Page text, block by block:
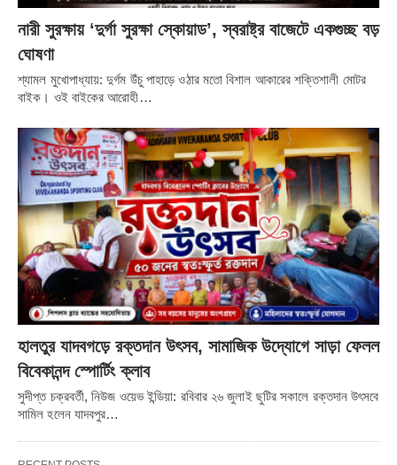
নারী সুরক্ষায় ‘দুর্গা সুরক্ষা স্কোয়াড’, স্বরাষ্ট্র বাজেটে একগুচ্ছ বড়
ঘোষণা
শ্যামল মুখোপাধ্যায়: দুর্গম উঁচু পাহাড়ে ওঠার মতো বিশাল আকারের শক্তিশালী মোটর
বাইক। ওই বাইকের আরোহী…
হালতুর যাদবগড়ে রক্তদান উৎসব, সামাজিক উদ্যোগে সাড়া ফেলল
বিবেকানন্দ স্পোর্টিং ক্লাব
সুদীপ্ত চক্রবর্তী, নিউজ ওয়েভ ইন্ডিয়া: রবিবার ২৬ জুলাই ছুটির সকালে রক্তদান উৎসবে
সামিল হলেন যাদবপুর…